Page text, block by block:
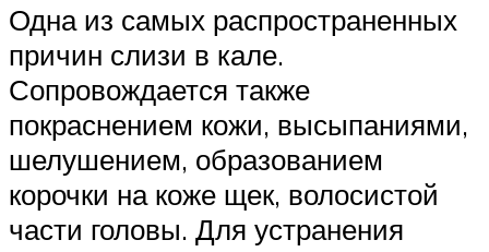
Одна из самых распространенных
причин слизи в кале.
Сопровождается также
покраснением кожи, высыпаниями,
шелушением, образованием
корочки на коже щек, волосистой
части головы. Для устранения